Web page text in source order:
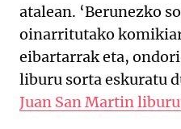
atalean. ‘Berunezko
oinarritutako
eibartarrak eta,
liburu sorta eskuratu
Juan San Martin